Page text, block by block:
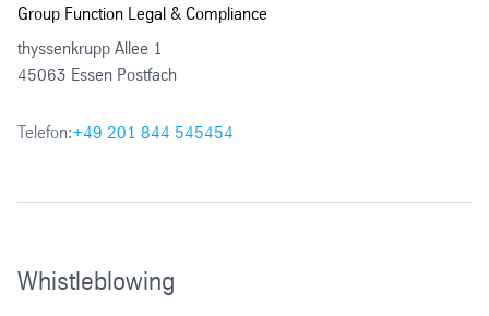
Group Function Legal & Compliance
thyssenkrupp Allee 1
45063 Essen Postfach
Telefon:+49 201 844 545454
Whistleblowing